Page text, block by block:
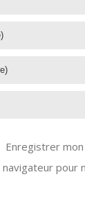
Enregistrer
pour